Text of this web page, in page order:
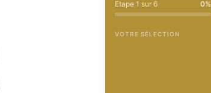
Etape 1 sur 6 0%
VOTRE SÉLECTION